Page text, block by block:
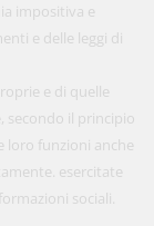
impositiva e
e delle leggi di
e di quelle
secondo il principio
loro funzioni anche
esercitate
sociali.